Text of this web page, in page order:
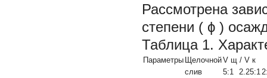
Рассмотрена
степени ( ϕ )
Таблица 1.
Параметры ЩелочнойV щ / V к
слив
5:1 2.25:1